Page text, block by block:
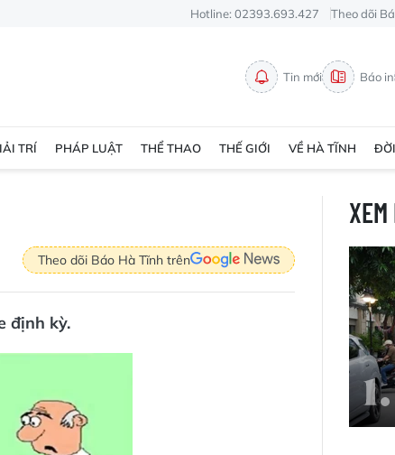
Hotline: 02393.693.427 Theo dõi
Tin mới Báo in
TRÍ PHÁP LUẬT THỂ THAO THẾ GIỚI VỀ HÀ TĨNH
Theo dõi Báo Hà Tĩnh trên
định kỳ.